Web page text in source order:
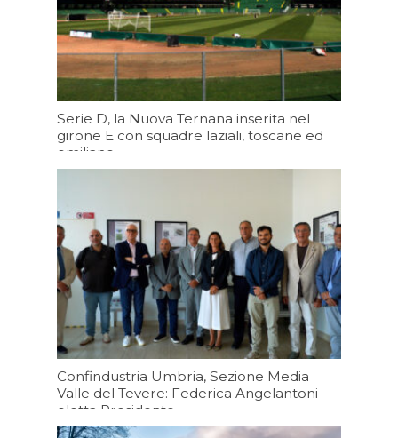
Serie D, la Nuova Ternana inserita nel
girone E con squadre laziali, toscane ed
emiliane
Confindustria Umbria, Sezione Media
Valle del Tevere: Federica Angelantoni
eletta Presidente
Oggi 19:20